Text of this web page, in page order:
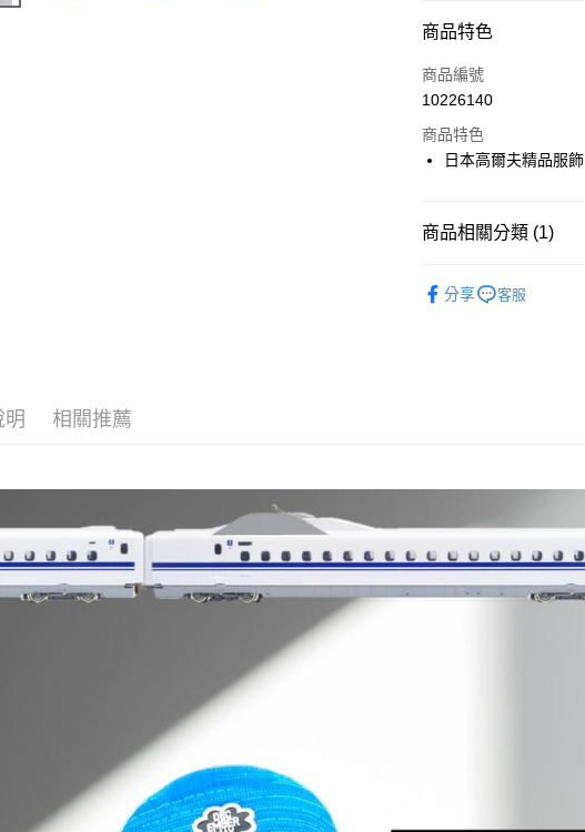
全盈+PAY
運送方式
每筆NT$60
每筆NT$60
宅配
商品特色
商品編號
10226140
商品特色
日本高爾夫精品服飾
商品相關分類 (1)
分享
客服
明 相關推薦